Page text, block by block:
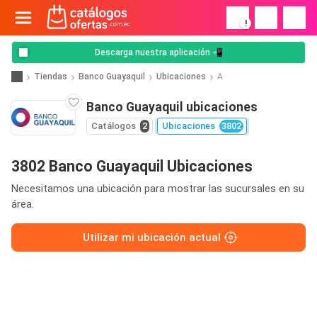
!
Descarga nuestra aplicación 📲
Tiendas Banco Guayaquil Ubicaciones A
Banco Guayaquil ubicaciones
Catálogos 2 Ubicaciones 3802
3802 Banco Guayaquil Ubicaciones
Necesitamos una ubicación para mostrar las sucursales en su
área.
Utilizar mi ubicación actual